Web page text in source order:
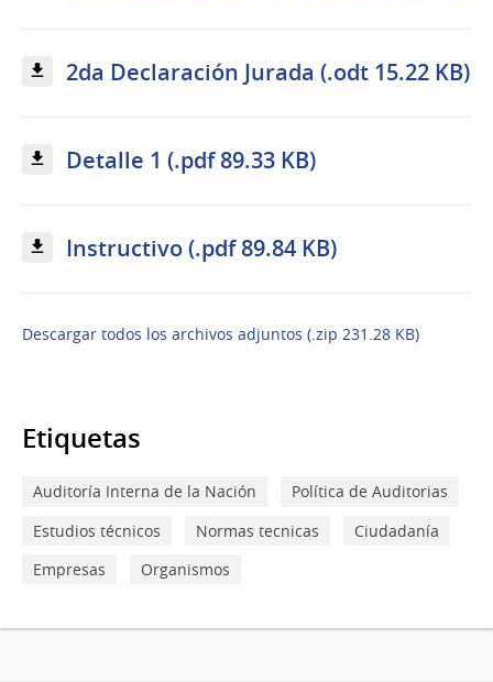
2da Declaración Jurada (.odt 15.22 KB)
Detalle 1 (.pdf 89.33 KB)
Instructivo (.pdf 89.84 KB)
Descargar todos los archivos adjuntos (.zip 231.28 KB)
Etiquetas
Auditoría Interna de la Nación
Política de Auditorias
Estudios técnicos
Normas tecnicas
Ciudadanía
Empresas
Organismos